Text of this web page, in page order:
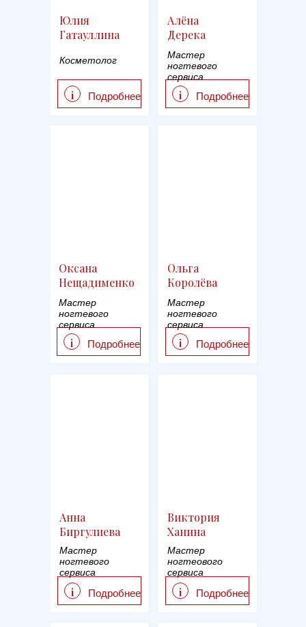
Подробнее
i
Юлия
Гатауллина
Косметолог
Подробнее
i
Алёна
Дерека
Мастер
ногтевого
сервиса
Подробнее
i
Оксана
Нещадименко
Мастер
ногтевого
сервиса
Подробнее
i
Ольга
Королёва
Мастер
ногтевого
сервиса
Подробнее
i
Анна
Биргулиева
Мастер
ногтевого
сервиса
Подробнее
i
Виктория
Ханина
Мастер
ногтеового
сервиса